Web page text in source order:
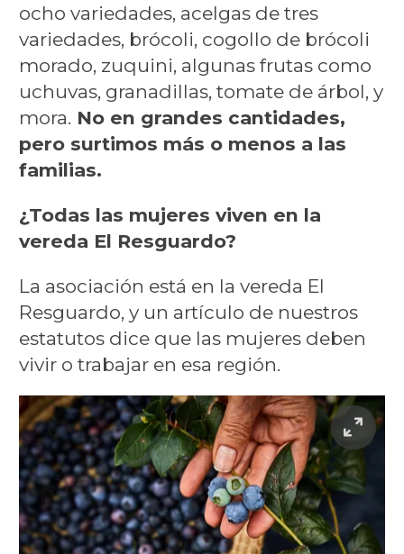
ocho variedades, acelgas de tres
variedades, brócoli, cogollo de brócoli
morado, zuquini, algunas frutas como
uchuvas, granadillas, tomate de árbol, y
mora. No en grandes cantidades,
pero surtimos más o menos a las
familias.
¿Todas las mujeres viven en la
vereda El Resguardo?
La asociación está en la vereda El
Resguardo, y un artículo de nuestros
estatutos dice que las mujeres deben
vivir o trabajar en esa región.